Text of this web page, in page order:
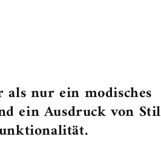
als nur ein modisches
ein Ausdruck von Stil